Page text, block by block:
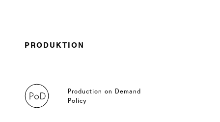
PRODUKTION
Production on Demand
Policy